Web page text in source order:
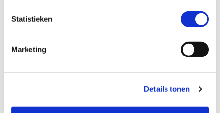
Statistieken
Marketing
Details tonen
MotoPort Goes
MotoPort Goes